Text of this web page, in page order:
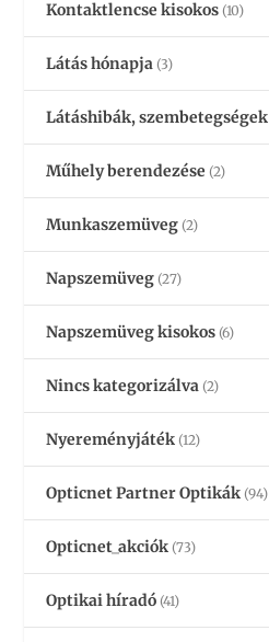
Kontaktlencse kisokos (10)
Látás hónapja (3)
Látáshibák, szembetegségek
Műhely berendezése (2)
Munkaszemüveg (2)
Napszemüveg (27)
Napszemüveg kisokos (6)
Nincs kategorizálva (2)
Nyereményjáték (12)
Opticnet Partner Optikák (94)
Opticnet_akciók (73)
Optikai híradó (41)